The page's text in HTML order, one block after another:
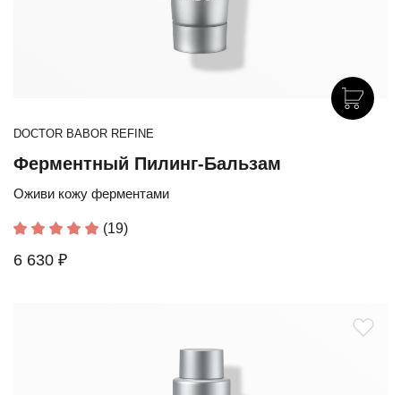
DOCTOR BABOR REFINE
Ферментный Пилинг-Бальзам
Оживи кожу ферментами
(19)
6 630 ₽